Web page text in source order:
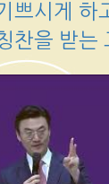
쁘시게 하
찬을 받는